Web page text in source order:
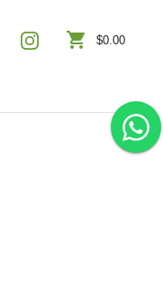
shopping_cart $0.00